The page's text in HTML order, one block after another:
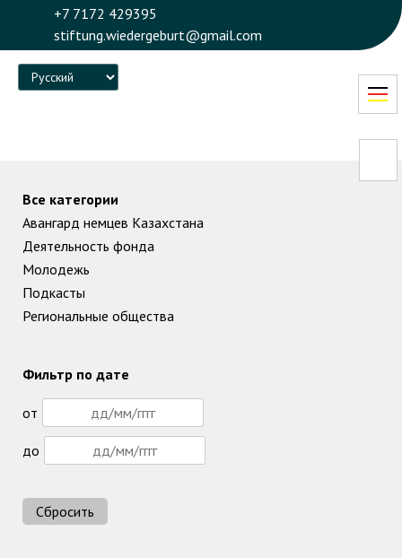
+7 7172 429395
stiftung.wiedergeburt@gmail.com
Language
Все категории
Авангард немцев Казахстана
Деятельность фонда
Молодежь
Подкасты
Региональные общества
Фильтр по дате
от
до
Сбросить